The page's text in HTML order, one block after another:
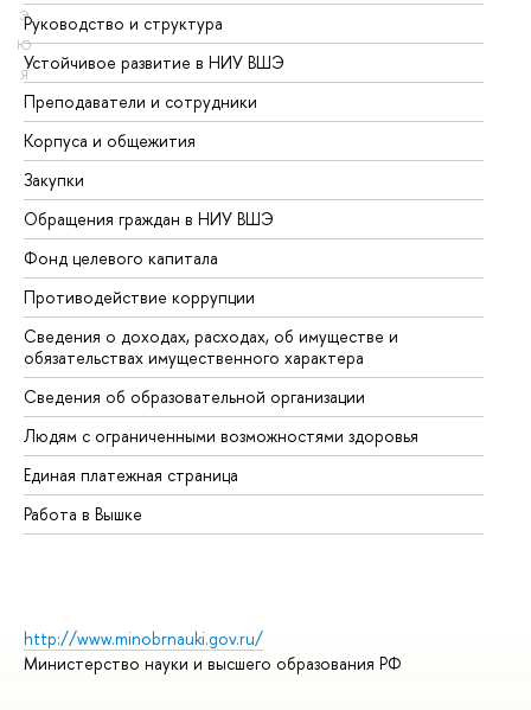
Э
Ю
Я
Руководство и структура
Устойчивое развитие в НИУ ВШЭ
Преподаватели и сотрудники
Корпуса и общежития
Закупки
Обращения граждан в НИУ ВШЭ
Фонд целевого капитала
Противодействие коррупции
Сведения о доходах, расходах, об имуществе и
обязательствах имущественного характера
Сведения об образовательной организации
Людям с ограниченными возможностями здоровья
Единая платежная страница
Работа в Вышке
http://www.minobrnauki.gov.ru/
Министерство науки и высшего образования РФ